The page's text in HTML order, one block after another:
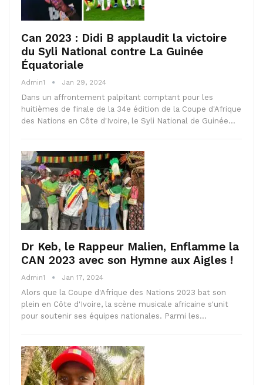
Can 2023 : Didi B applaudit la victoire
du Syli National contre La Guinée
Équatoriale
Admin1 Jan 29, 2024
Dans un affrontement palpitant comptant pour les
huitièmes de finale de la 34e édition de la Coupe d'Afrique
des Nations en Côte d'Ivoire, le Syli National de Guinée…
Dr Keb, le Rappeur Malien, Enflamme la
CAN 2023 avec son Hymne aux Aigles !
Admin1 Jan 17, 2024
Alors que la Coupe d'Afrique des Nations 2023 bat son
plein en Côte d'Ivoire, la scène musicale africaine s'unit
pour soutenir ses équipes nationales. Parmi les…